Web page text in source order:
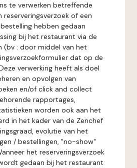
te verwerken betreffende
reserveringsverzoek of een
hebben gedaan
bij het restaurant via de
(bv : door middel van het
dat op de
verwerking heeft als doel
en opvolgen van
en/of click and collect
rapportages,
worden ook aan het
in het kader van de Zenchef
evolutie van het
/ bestellingen, "no-show"
het reserveringsverzoek
gedaan bij het restaurant